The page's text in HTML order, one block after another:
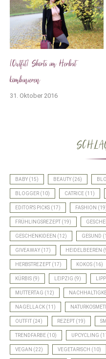
[Outfit] Shorts im Herbst
kombinieren
31. Oktober 2016
BABY (15) BEAUTY (26)
BLOGGER (10) CATRICE (11)
EDITOR'S PICKS (17) FASHION
FRÜHLINGSREZEPT (19)
GESCHENKIDEEN (12) GESUND
GIVEAWAY (17) HEIDELBEEREN
HERBSTREZEPT (17) KOKOS (16)
KÜRBIS (9) LEIPZIG (9)
MUTTERTAG (12)
NAGELLACK (11)
OUTFIT (24) REZEPT (19)
TRENDFARBE (10) UPCYCLING
VEGAN (22) VEGETARISCH (10)